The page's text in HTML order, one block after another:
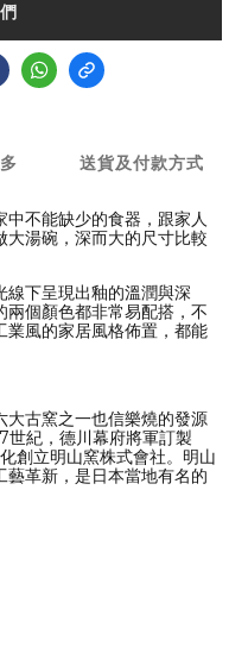
送貨及付款方式
不能缺少的食器，跟家人
湯碗，深而大的尺寸比較
下呈現出釉的溫潤與深
個顏色都非常易配搭，不
業風的家居風格佈置，都能
大古窯之一也信樂燒的發源
世紀，德川幕府將軍訂製
創立明山窯株式會社。明山
藝革新，是日本當地有名的